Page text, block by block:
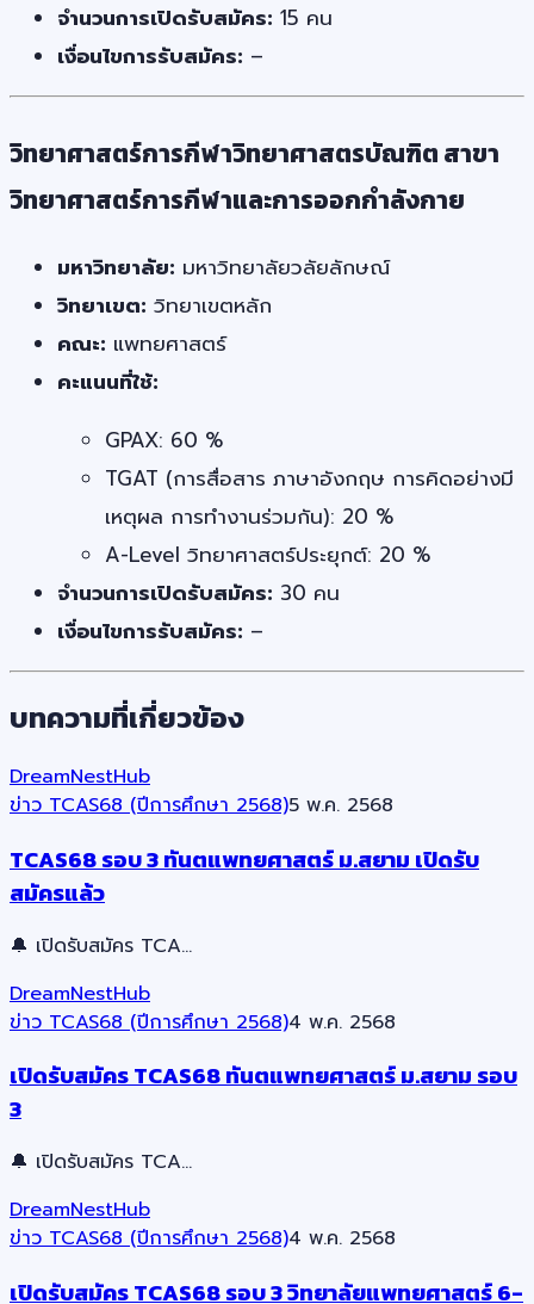
จำนวนการเปิดรับสมัคร: 15 คน
เงื่อนไขการรับสมัคร: –
วิทยาศาสตร์การกีฬาวิทยาศาสตรบัณฑิต สาขา
วิทยาศาสตร์การกีฬาและการออกกำลังกาย
มหาวิทยาลัย: มหาวิทยาลัยวลัยลักษณ์
วิทยาเขต: วิทยาเขตหลัก
คณะ: แพทยศาสตร์
คะแนนที่ใช้:
GPAX: 60 %
TGAT (การสื่อสาร ภาษาอังกฤษ การคิดอย่างมี
เหตุผล การทำงานร่วมกัน): 20 %
A-Level วิทยาศาสตร์ประยุกต์: 20 %
จำนวนการเปิดรับสมัคร: 30 คน
เงื่อนไขการรับสมัคร: –
บทความที่เกี่ยวข้อง
DreamNestHub
ข่าว TCAS68 (ปีการศึกษา 2568)5 พ.ค. 2568
TCAS68 รอบ 3 ทันตแพทยศาสตร์ ม.สยาม เปิดรับ
สมัครแล้ว
🔔 เปิดรับสมัคร TCA…
DreamNestHub
ข่าว TCAS68 (ปีการศึกษา 2568)4 พ.ค. 2568
เปิดรับสมัคร TCAS68 ทันตแพทยศาสตร์ ม.สยาม รอบ
3
🔔 เปิดรับสมัคร TCA…
DreamNestHub
ข่าว TCAS68 (ปีการศึกษา 2568)4 พ.ค. 2568
เปิดรับสมัคร TCAS68 รอบ 3 วิทยาลัยแพทยศาสตร์ 6-